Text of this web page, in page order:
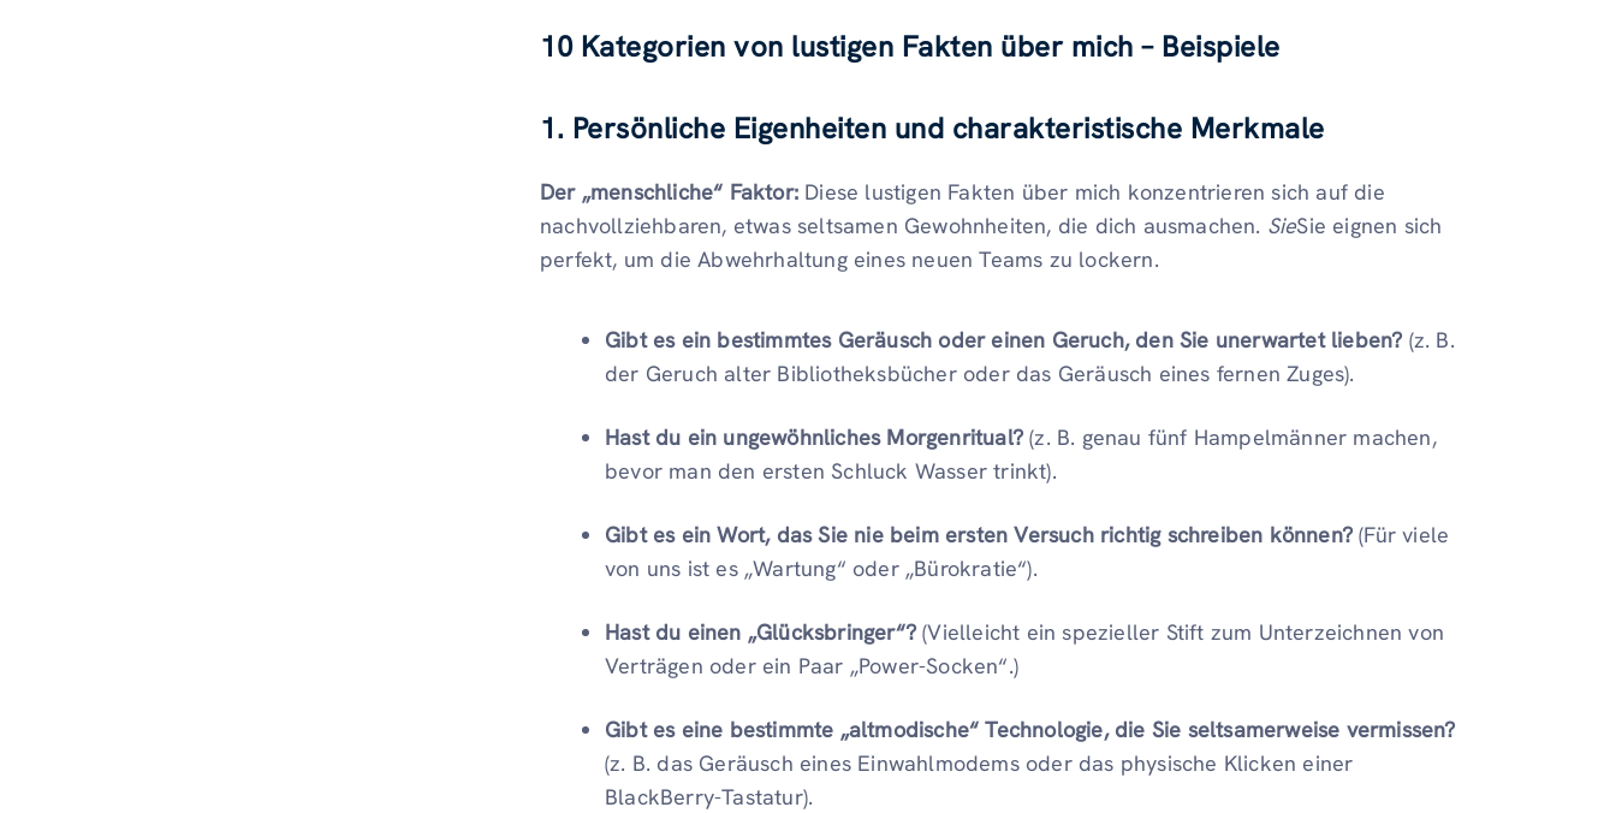
10 Kategorien von lustigen Fakten über mich – Beispiele
1. Persönliche Eigenheiten und charakteristische Merkmale
Der „menschliche“ Faktor: Diese lustigen Fakten über mich konzentrieren sich auf die
nachvollziehbaren, etwas seltsamen Gewohnheiten, die dich ausmachen. SieSie eignen sich
perfekt, um die Abwehrhaltung eines neuen Teams zu lockern.
Gibt es ein bestimmtes Geräusch oder einen Geruch, den Sie unerwartet lieben? (z. B.
der Geruch alter Bibliotheksbücher oder das Geräusch eines fernen Zuges).
Hast du ein ungewöhnliches Morgenritual? (z. B. genau fünf Hampelmänner machen,
bevor man den ersten Schluck Wasser trinkt).
Gibt es ein Wort, das Sie nie beim ersten Versuch richtig schreiben können? (Für viele
von uns ist es „Wartung“ oder „Bürokratie“).
Hast du einen „Glücksbringer“? (Vielleicht ein spezieller Stift zum Unterzeichnen von
Verträgen oder ein Paar „Power-Socken“.)
Gibt es eine bestimmte „altmodische“ Technologie, die Sie seltsamerweise vermissen?
(z. B. das Geräusch eines Einwahlmodems oder das physische Klicken einer
BlackBerry-Tastatur).